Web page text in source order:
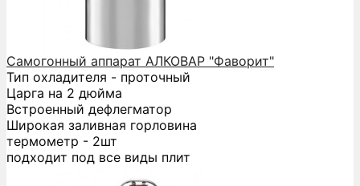
Самогонный аппарат АЛКОВАР "Фаворит"
Тип охладителя - проточный
Царга на 2 дюйма
Встроенный дефлегматор
Широкая заливная горловина
термометр - 2шт
подходит под все виды плит